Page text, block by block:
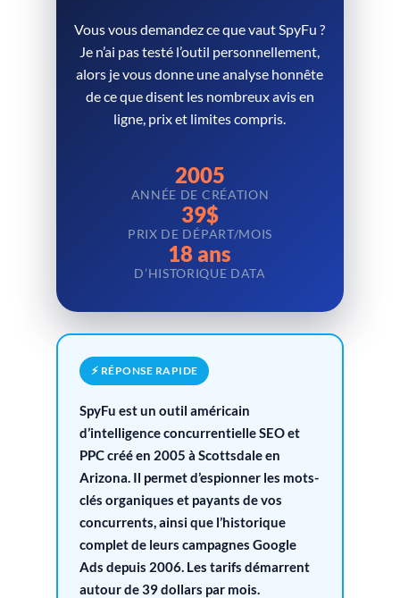
Vous vous demandez ce que vaut SpyFu ?
Je n’ai pas testé l’outil personnellement,
alors je vous donne une analyse honnête
de ce que disent les nombreux avis en
ligne, prix et limites compris.
2005
ANNÉE DE CRÉATION
39$
PRIX DE DÉPART/MOIS
18 ans
D’HISTORIQUE DATA
⚡ RÉPONSE RAPIDE
SpyFu est un outil américain
d’intelligence concurrentielle SEO et
PPC créé en 2005 à Scottsdale en
Arizona. Il permet d’espionner les mots-
clés organiques et payants de vos
concurrents, ainsi que l’historique
complet de leurs campagnes Google
Ads depuis 2006. Les tarifs démarrent
autour de 39 dollars par mois.